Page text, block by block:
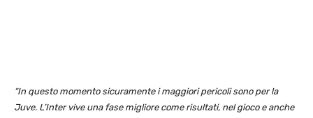
“In questo momento sicuramente i maggiori pericoli sono per la
Juve. L’Inter vive una fase migliore come risultati, nel gioco e anche